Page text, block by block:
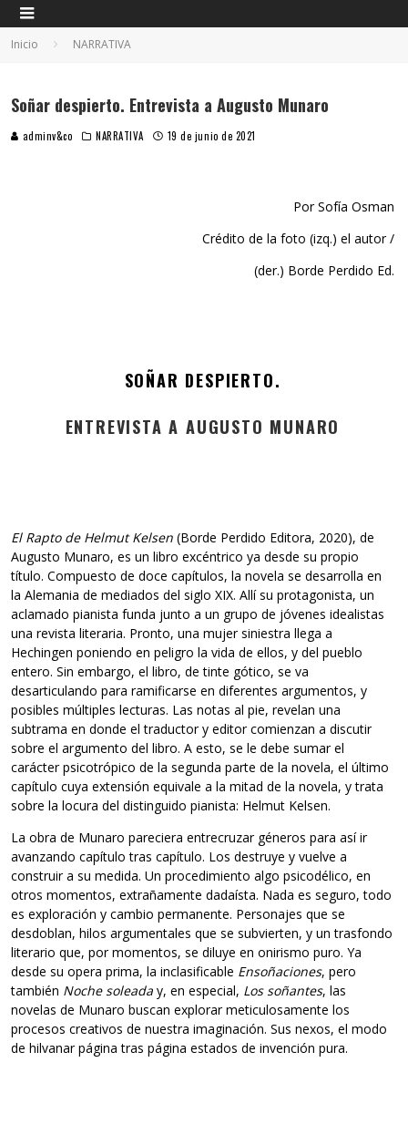
Inicio NARRATIVA
Soñar despierto. Entrevista a Augusto Munaro
adminv&co NARRATIVA 19 de junio de 2021
Por Sofía Osman
Crédito de la foto (izq.) el autor /
(der.) Borde Perdido Ed.
SOÑAR DESPIERTO.
ENTREVISTA A AUGUSTO MUNARO
El Rapto de Helmut Kelsen (Borde Perdido Editora, 2020), de
Augusto Munaro, es un libro excéntrico ya desde su propio
título. Compuesto de doce capítulos, la novela se desarrolla en
la Alemania de mediados del siglo XIX. Allí su protagonista, un
aclamado pianista funda junto a un grupo de jóvenes idealistas
una revista literaria. Pronto, una mujer siniestra llega a
Hechingen poniendo en peligro la vida de ellos, y del pueblo
entero. Sin embargo, el libro, de tinte gótico, se va
desarticulando para ramificarse en diferentes argumentos, y
posibles múltiples lecturas. Las notas al pie, revelan una
subtrama en donde el traductor y editor comienzan a discutir
sobre el argumento del libro. A esto, se le debe sumar el
carácter psicotrópico de la segunda parte de la novela, el último
capítulo cuya extensión equivale a la mitad de la novela, y trata
sobre la locura del distinguido pianista: Helmut Kelsen.
La obra de Munaro pareciera entrecruzar géneros para así ir
avanzando capítulo tras capítulo. Los destruye y vuelve a
construir a su medida. Un procedimiento algo psicodélico, en
otros momentos, extrañamente dadaísta. Nada es seguro, todo
es exploración y cambio permanente. Personajes que se
desdoblan, hilos argumentales que se subvierten, y un trasfondo
literario que, por momentos, se diluye en onirismo puro. Ya
desde su opera prima, la inclasificable Ensoñaciones, pero
también Noche soleada y, en especial, Los soñantes, las
novelas de Munaro buscan explorar meticulosamente los
procesos creativos de nuestra imaginación. Sus nexos, el modo
de hilvanar página tras página estados de invención pura.